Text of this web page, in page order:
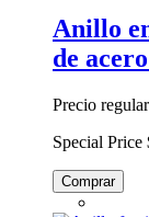
Anillo
de
Precio
Special Price
Comprar